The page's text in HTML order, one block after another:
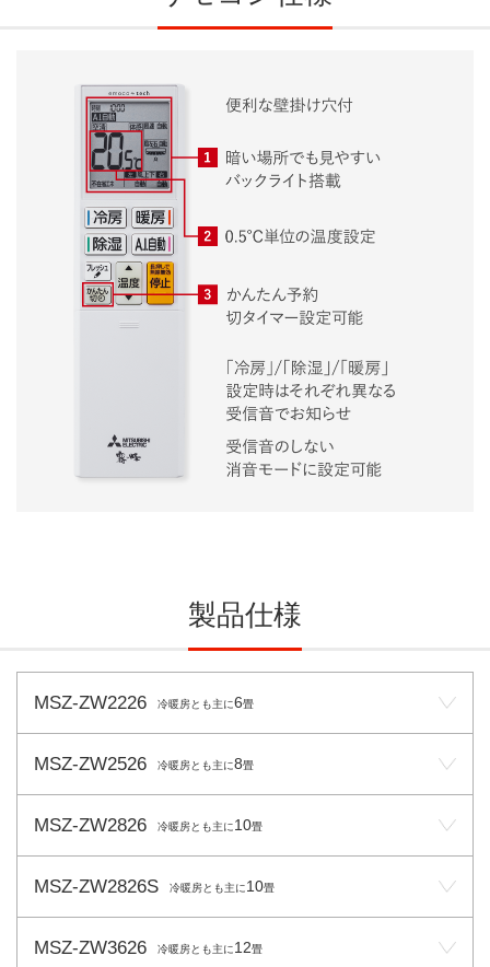
製品仕様
MSZ-ZW2226 冷暖房とも主に6畳
MSZ-ZW2526 冷暖房とも主に8畳
MSZ-ZW2826 冷暖房とも主に10畳
MSZ-ZW2826S 冷暖房とも主に10畳
MSZ-ZW3626 冷暖房とも主に12畳